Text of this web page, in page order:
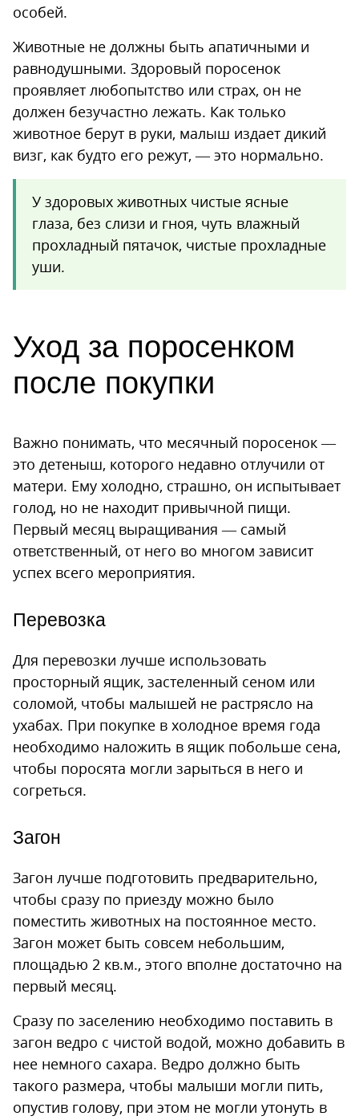
особей.
Животные не должны быть апатичными и
равнодушными. Здоровый поросенок
проявляет любопытство или страх, он не
должен безучастно лежать. Как только
животное берут в руки, малыш издает дикий
визг, как будто его режут, — это нормально.
У здоровых животных чистые ясные
глаза, без слизи и гноя, чуть влажный
прохладный пятачок, чистые прохладные
уши.
Уход за поросенком
после покупки
Важно понимать, что месячный поросенок —
это детеныш, которого недавно отлучили от
матери. Ему холодно, страшно, он испытывает
голод, но не находит привычной пищи.
Первый месяц выращивания — самый
ответственный, от него во многом зависит
успех всего мероприятия.
Перевозка
Для перевозки лучше использовать
просторный ящик, застеленный сеном или
соломой, чтобы малышей не растрясло на
ухабах. При покупке в холодное время года
необходимо наложить в ящик побольше сена,
чтобы поросята могли зарыться в него и
согреться.
Загон
Загон лучше подготовить предварительно,
чтобы сразу по приезду можно было
поместить животных на постоянное место.
Загон может быть совсем небольшим,
площадью 2 кв.м., этого вполне достаточно на
первый месяц.
Сразу по заселению необходимо поставить в
загон ведро с чистой водой, можно добавить в
нее немного сахара. Ведро должно быть
такого размера, чтобы малыши могли пить,
опустив голову, при этом не могли утонуть в